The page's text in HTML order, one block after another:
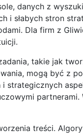
danych z
i słabych stron
Dla firm z
takie jak
mogą być z
strategicznych
partnerami.
treści.